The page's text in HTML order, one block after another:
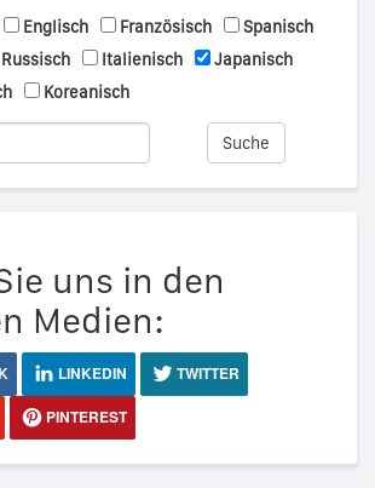
Englisch Französisch
Spanisch
Russisch Italienisch
Japanisch
Koreanisch
Suche
uns in den
Medien:
LINKEDIN
TWITTER
PINTEREST